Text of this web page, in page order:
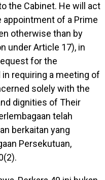
the Cabinet. He will act
of a Prime
otherwise than by
under Article 17), in
for the
requiring a meeting of
solely with the
dignities of Their
telah
berkaitan yang
Persekutuan,